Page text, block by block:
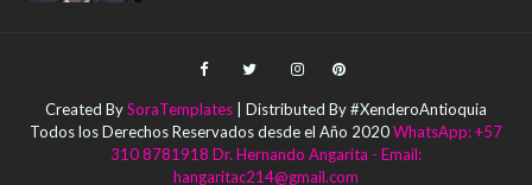
Created BySoraTemplates | Distributed By #XenderoAntioquia
Todos los Derechos Reservados desde el Año 2020WhatsApp: +57
310 8781918 Dr. Hernando Angarita - Email:
hangaritac214@gmail.com